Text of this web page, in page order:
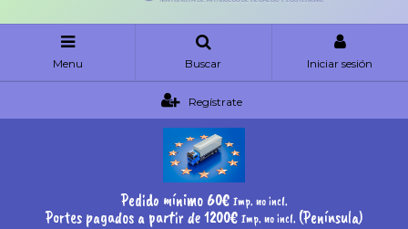
Menu Buscar Iniciar sesión
Regístrate
Pedido mínimo 60€ Imp. no incl.
Portes pagados a partir de 1200€ Imp. no incl. (Península)